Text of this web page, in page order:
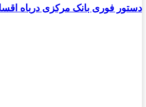
دستور فوری بانک مرکزی درباه